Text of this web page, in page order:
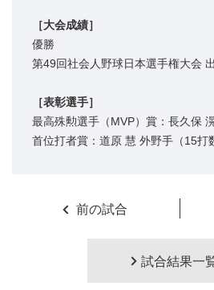
［大会成績］
優勝
第49回社会人野球日本選手権大会
［表彰選手］
最高殊勲選手（MVP）賞：長久保
首位打者賞：道原 慧 外野手（15打
前の試合
試合結果一